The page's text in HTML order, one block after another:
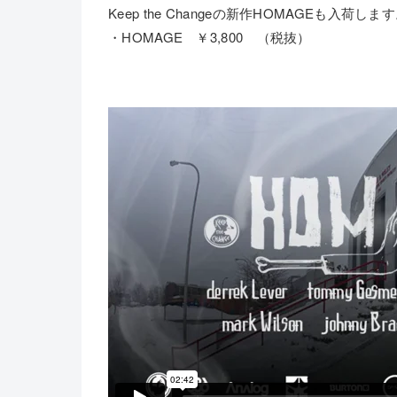
Keep the Changeの新作HOMAGEも入荷しま
・HOMAGE ￥3,800 （税抜）